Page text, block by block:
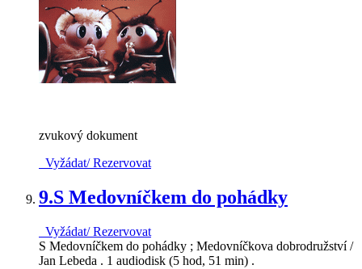
zvukový dokument
Vyžádat/ Rezervovat
9.S Medovníčkem do pohádky
Vyžádat/ Rezervovat
S Medovníčkem do pohádky ; Medovníčkova dobrodružství /
Jan Lebeda . 1 audiodisk (5 hod, 51 min) .